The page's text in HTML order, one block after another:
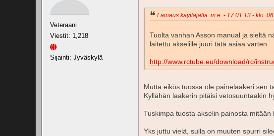
Veteraani
Viestit: 1,218
Sijainti: Jyväskylä
Lainaus käyttäjältä: m.e. - 17.01.13 - klo:
Tuolta vanhan Asson manual ja sieltä
laitettu akselille juuri tätä asiaa varten.
http://www.rctube.eu/download/rc/
Mutta eikös tuossa ole painelaakeri sen
Kyllähän laakerin pitäisi vetosuuntaakin
Tuskimpa tuosta akselin painosta
Yks juttu vielä, sulla on muuten spurri